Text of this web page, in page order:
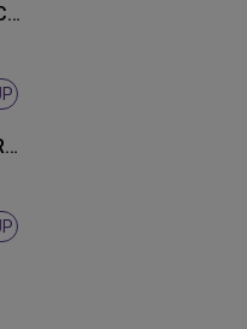
W szczęsciu (Crump Remix Radio)
W szczęściu (Radio Edit)